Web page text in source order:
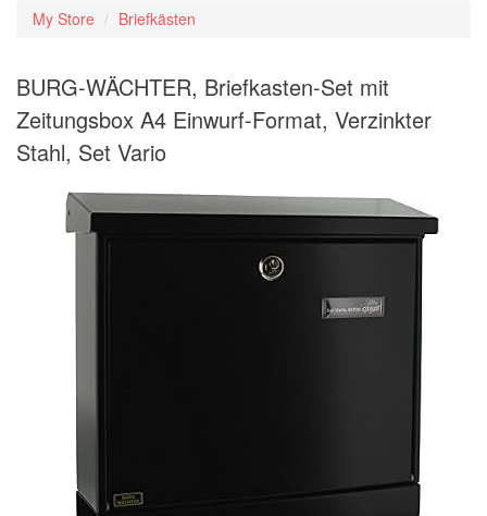
My Store Briefkästen
BURG-WÄCHTER, Briefkasten-Set mit
Zeitungsbox A4 Einwurf-Format, Verzinkter
Stahl, Set Vario